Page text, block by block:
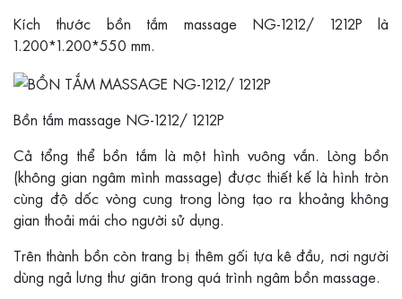
Kích thước bồn tắm massage NG-1212/ 1212P là
1.200*1.200*550 mm.
Bồn tắm massage NG-1212/ 1212P
Cả tổng thể bồn tắm là một hình vuông vắn. Lòng bồn
(không gian ngâm mình massage) được thiết kế là hình tròn
cùng độ dốc vòng cung trong lòng tạo ra khoảng không
gian thoải mái cho người sử dụng.
Trên thành bồn còn trang bị thêm gối tựa kê đầu, nơi người
dùng ngả lưng thư giãn trong quá trình ngâm bồn massage.